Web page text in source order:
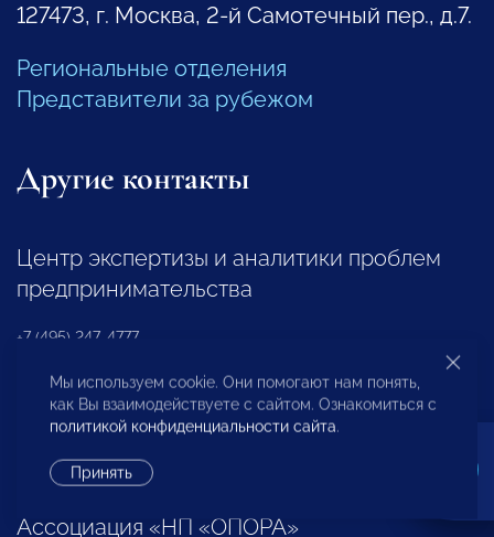
127473, г. Москва, 2-й Самотечный пер., д.7.
Региональные отделения
Представители за рубежом
Другие контакты
Центр экспертизы и аналитики проблем
предпринимательства
+7 (495) 247-4777
Отдел регионального развития
+7 (495) 247-4777 (доб. 116, 117)
Ассоциация «НП «ОПОРА»
Мы используем cookie. Они помогают нам понять,
как Вы взаимодействуете с сайтом. Ознакомиться с
политикой конфиденциальности сайта.
Принять